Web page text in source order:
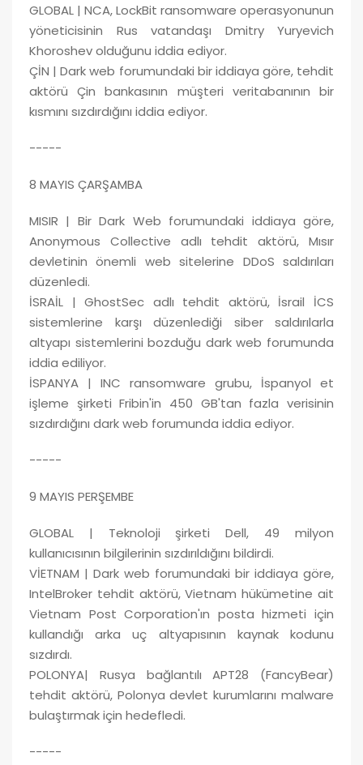
GLOBAL | NCA, LockBit ransomware operasyonunun
yöneticisinin Rus vatandaşı Dmitry Yuryevich
Khoroshev olduğunu iddia ediyor.
ÇİN | Dark web forumundaki bir iddiaya göre, tehdit
aktörü Çin bankasının müşteri veritabanının bir
kısmını sızdırdığını iddia ediyor.
-----
8 MAYIS ÇARŞAMBA
MISIR | Bir Dark Web forumundaki iddiaya göre,
Anonymous Collective adlı tehdit aktörü, Mısır
devletinin önemli web sitelerine DDoS saldırıları
düzenledi.
İSRAİL | GhostSec adlı tehdit aktörü, İsrail İCS
sistemlerine karşı düzenlediği siber saldırılarla
altyapı sistemlerini bozduğu dark web forumunda
iddia ediliyor.
İSPANYA | INC ransomware grubu, İspanyol et
işleme şirketi Fribin'in 450 GB'tan fazla verisinin
sızdırdığını dark web forumunda iddia ediyor.
-----
9 MAYIS PERŞEMBE
GLOBAL | Teknoloji şirketi Dell, 49 milyon
kullanıcısının bilgilerinin sızdırıldığını bildirdi.
VİETNAM | Dark web forumundaki bir iddiaya göre,
IntelBroker tehdit aktörü, Vietnam hükümetine ait
Vietnam Post Corporation'ın posta hizmeti için
kullandığı arka uç altyapısının kaynak kodunu
sızdırdı.
POLONYA| Rusya bağlantılı APT28 (FancyBear)
tehdit aktörü, Polonya devlet kurumlarını malware
bulaştırmak için hedefledi.
-----